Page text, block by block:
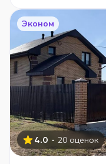
Эконом
4.0 · 20 оценок